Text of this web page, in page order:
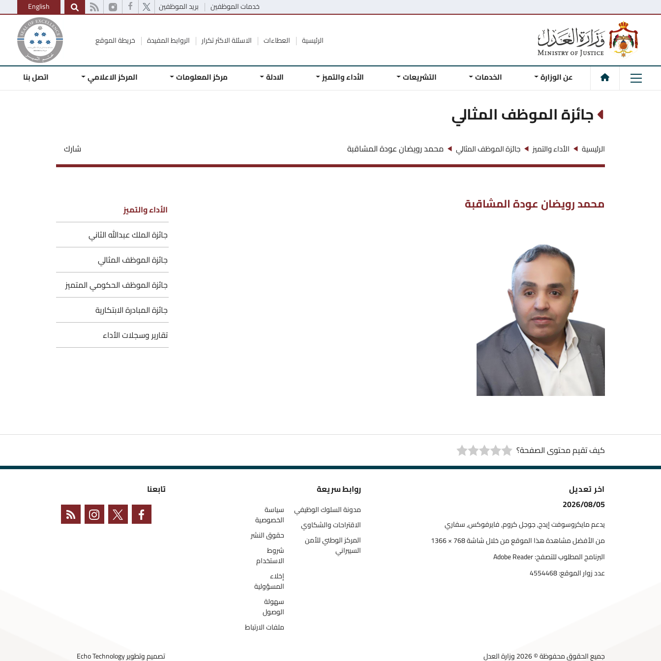
خدمات الموظفين بريد الموظفين English
الرئيسية العطاءات الاسئلة الاكثر تكرار الروابط المفيدة خريطة الموقع
عن الوزارة الخدمات التشريعات الأداء والتميز الادلة مركز المعلومات المركز الاعلامي اتصل بنا
جائزة الموظف المثالي
الرئيسية الأداء والتميز جائزة الموظف المثالي محمد رويضان عودة المشاقبة شارك
محمد رويضان عودة المشاقبة
الأداء والتميز
جائزة الملك عبدالله الثاني
جائزة الموظف المثالي
جائزة الموظف الحكومي المتميز
جائزة المبادرة الابتكارية
تقارير وسجلات الأداء
كيف تقيم محتوى الصفحة؟
اخر تعديل
2026/08/05
يدعم مايكروسوفت إيدج, جوجل كروم, فايرفوكس, سفاري
من الأفضل مشاهدة هذا الموقع من خلال شاشة 768 × 1366
البرنامج المطلوب للتصفح: Adobe Reader
عدد زوار الموقع:4554468
روابط سريعة
مدونة السلوك الوظيفي
الاقتراحات والشكاوي
المركز الوطني للأمن
السيبراني
سياسة
الخصوصية
حقوق النشر
شروط
الاستخدام
إخلاء
المسؤولية
سهولة
الوصول
ملفات الارتباط
تابعنا
جميع الحقوق محفوظة © 2026 وزارة العدل تصميم وتطويرEcho Technology